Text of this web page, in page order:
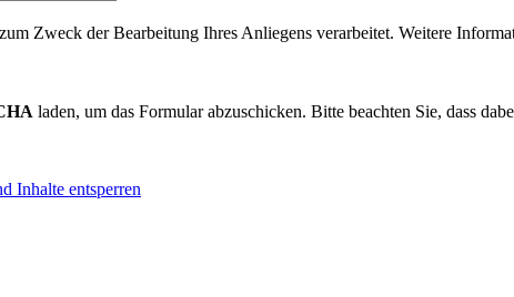
Zweck der Bearbeitung Ihres Anliegens verarbeitet. Weitere
laden, um das Formular abzuschicken. Bitte beachten Sie, dass
Inhalte entsperren